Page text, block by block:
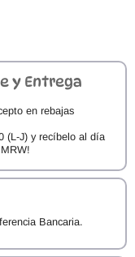
y Entrega
en rebajas
(L-J) y recíbelo al día
Bancaria.